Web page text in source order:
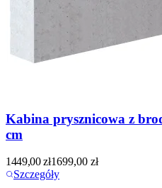
Kabina prysznicowa z
cm
1449,00zł1699,00zł
Szczegóły